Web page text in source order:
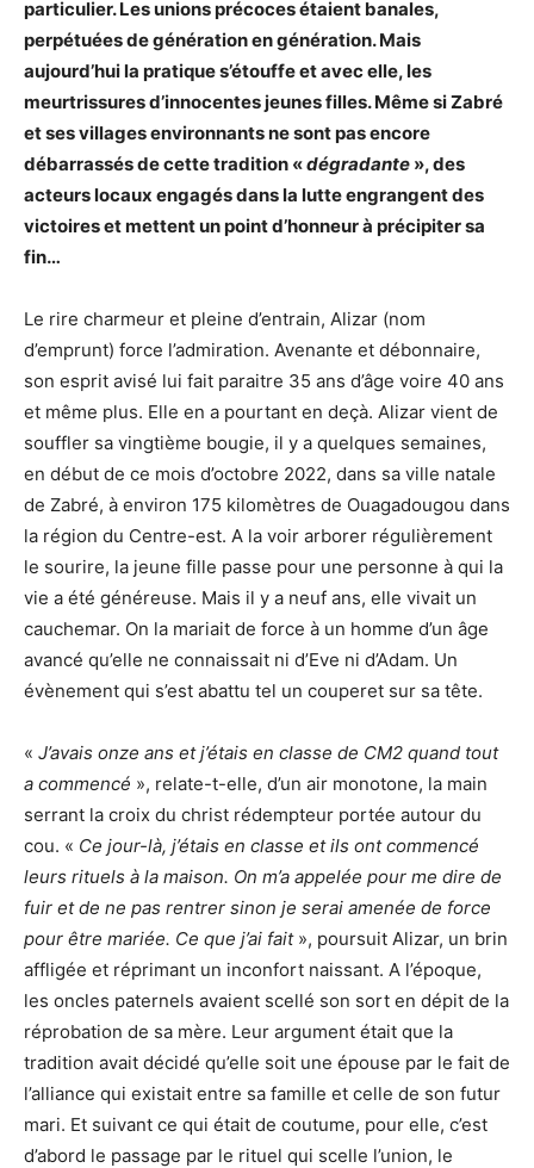
particulier. Les unions précoces étaient banales,
perpétuées de génération en génération. Mais
aujourd’hui la pratique s’étouffe et avec elle, les
meurtrissures d’innocentes jeunes filles. Même si Zabré
et ses villages environnants ne sont pas encore
débarrassés de cette tradition «dégradante », des
acteurs locaux engagés dans la lutte engrangent des
victoires et mettent un point d’honneur à précipiter sa
fin…
Le rire charmeur et pleine d’entrain, Alizar (nom
d’emprunt) force l’admiration. Avenante et débonnaire,
son esprit avisé lui fait paraitre 35 ans d’âge voire 40 ans
et même plus. Elle en a pourtant en deçà. Alizar vient de
souffler sa vingtième bougie, il y a quelques semaines,
en début de ce mois d’octobre 2022, dans sa ville natale
de Zabré, à environ 175 kilomètres de Ouagadougou dans
la région du Centre-est. A la voir arborer régulièrement
le sourire, la jeune fille passe pour une personne à qui la
vie a été généreuse. Mais il y a neuf ans, elle vivait un
cauchemar. On la mariait de force à un homme d’un âge
avancé qu’elle ne connaissait ni d’Eve ni d’Adam. Un
évènement qui s’est abattu tel un couperet sur sa tête.
« J’avais onze ans et j’étais en classe de CM2 quand tout
a commencé », relate-t-elle, d’un air monotone, la main
serrant la croix du christ rédempteur portée autour du
cou. « Ce jour-là, j’étais en classe et ils ont commencé
leurs rituels à la maison. On m’a appelée pour me dire de
fuir et de ne pas rentrer sinon je serai amenée de force
pour être mariée. Ce que j’ai fait », poursuit Alizar, un brin
affligée et réprimant un inconfort naissant. A l’époque,
les oncles paternels avaient scellé son sort en dépit de la
réprobation de sa mère. Leur argument était que la
tradition avait décidé qu’elle soit une épouse par le fait de
l’alliance qui existait entre sa famille et celle de son futur
mari. Et suivant ce qui était de coutume, pour elle, c’est
d’abord le passage par le rituel qui scelle l’union, le